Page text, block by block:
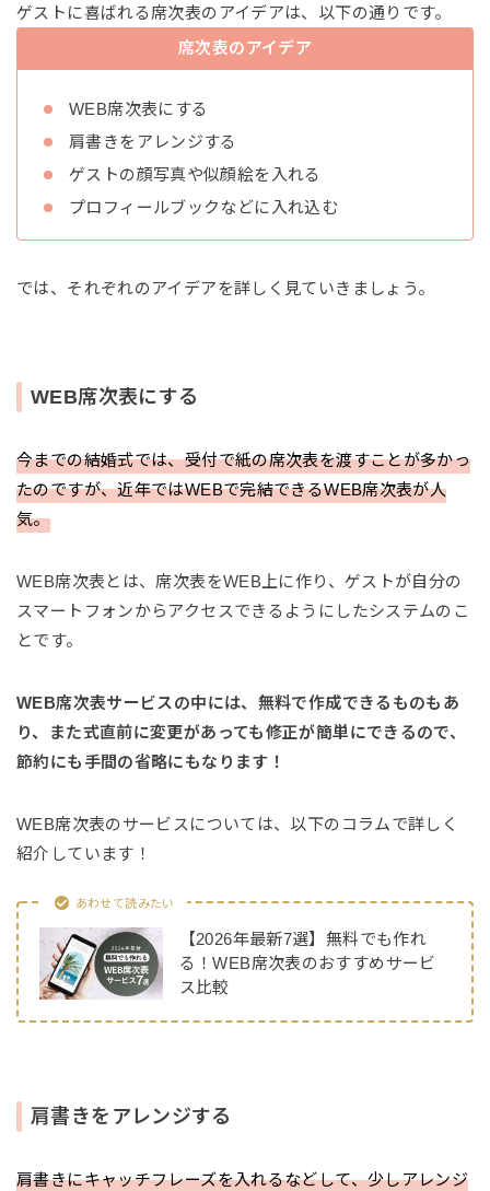
ゲストに喜ばれる席次表のアイデアは、以下の通りです。
席次表のアイデア
WEB席次表にする
肩書きをアレンジする
ゲストの顔写真や似顔絵を入れる
プロフィールブックなどに入れ込む
では、それぞれのアイデアを詳しく見ていきましょう。
WEB席次表にする
今までの結婚式では、受付で紙の席次表を渡すことが多かっ
たのですが、近年ではWEBで完結できるWEB席次表が人
気。
WEB席次表とは、席次表をWEB上に作り、ゲストが自分の
スマートフォンからアクセスできるようにしたシステムのこ
とです。
WEB席次表サービスの中には、無料で作成できるものもあ
り、また式直前に変更があっても修正が簡単にできるので、
節約にも手間の省略にもなります！
WEB席次表のサービスについては、以下のコラムで詳しく
紹介しています！
あわせて読みたい
【2026年最新7選】無料でも作れ
る！WEB席次表のおすすめサービ
ス比較
肩書きをアレンジする
肩書きにキャッチフレーズを入れるなどして、少しアレンジ